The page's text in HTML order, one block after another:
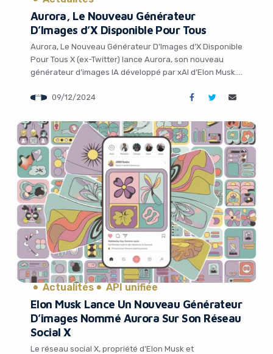
Aurora, Le Nouveau Générateur
D’Images d’X Disponible Pour Tous
Aurora, Le Nouveau Générateur D’Images d’X Disponible
Pour Tous X (ex-Twitter) lance Aurora, son nouveau
générateur d’images IA développé par xAI d’Elon Musk.
accessible à tous les utilisateurs d’X d’ici une semaine.
générateur d’images, intelligence artificielle, IA
générative, assistant […]
09/12/2024
Actualités API unifiée
Elon Musk Lance Un Nouveau Générateur
D’images Nommé Aurora Sur Son Réseau
Social X
Le réseau social X, propriété d’Elon Musk et
It looks like you're
using an ad-blocker!
Yes, I will turn off Ad-Blocker